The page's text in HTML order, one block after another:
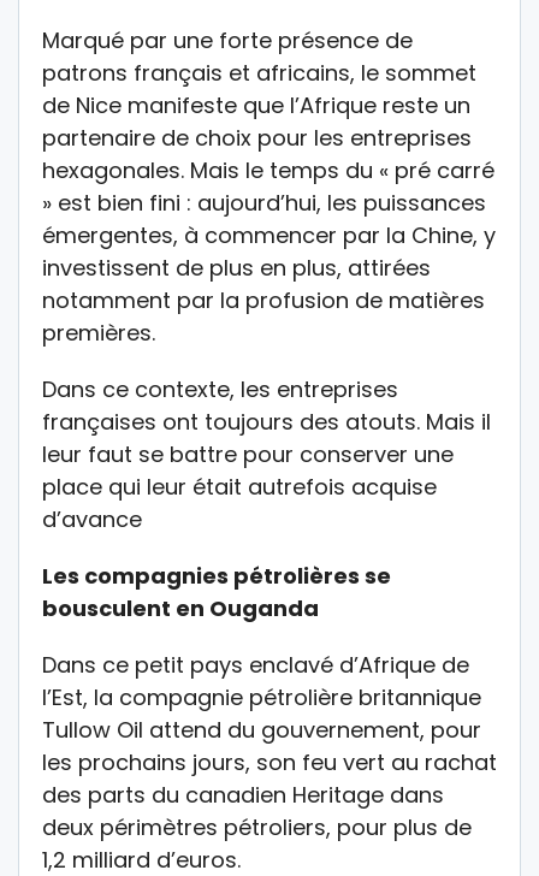
Marqué par une forte présence de
patrons français et africains, le sommet
de Nice manifeste que l’Afrique reste un
partenaire de choix pour les entreprises
hexagonales. Mais le temps du « pré carré
» est bien fini : aujourd’hui, les puissances
émergentes, à commencer par la Chine, y
investissent de plus en plus, attirées
notamment par la profusion de matières
premières.
Dans ce contexte, les entreprises
françaises ont toujours des atouts. Mais il
leur faut se battre pour conserver une
place qui leur était autrefois acquise
d’avance
Les compagnies pétrolières se
bousculent en Ouganda
Dans ce petit pays enclavé d’Afrique de
l’Est, la compagnie pétrolière britannique
Tullow Oil attend du gouvernement, pour
les prochains jours, son feu vert au rachat
des parts du canadien Heritage dans
deux périmètres pétroliers, pour plus de
1,2 milliard d’euros.